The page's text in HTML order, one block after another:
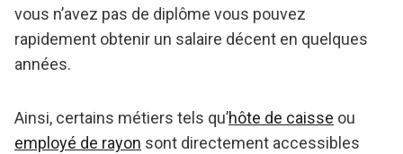
vous n’avez pas de diplôme vous pouvez
rapidement obtenir un salaire décent en quelques
années.
Ainsi, certains métiers tels qu’hôte de caisse ou
employé de rayon sont directement accessibles